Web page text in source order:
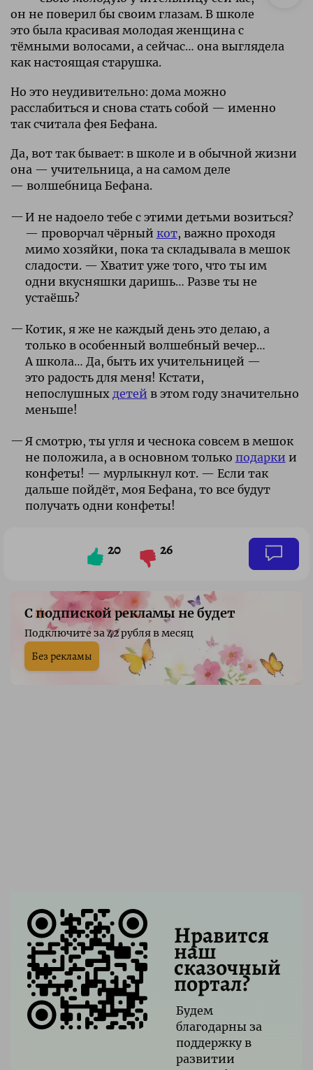
он не поверил бы своим глазам. В школе
это была красивая молодая женщина с
тёмными волосами, а сейчас… она выглядела
как настоящая старушка.
Но это неудивительно: дома можно
расслабиться и снова стать собой — именно
так считала фея Бефана.
Да, вот так бывает: в школе и в обычной жизни
она — учительница, а на самом деле
— волшебница Бефана.
И не надоело тебе с этими детьми возиться?
— проворчал чёрный кот, важно проходя
мимо хозяйки, пока та складывала в мешок
сладости. — Хватит уже того, что ты им
одни вкусняшки даришь… Разве ты не
устаёшь?
Котик, я же не каждый день это делаю, а
только в особенный волшебный вечер…
А школа… Да, быть их учительницей —
это радость для меня! Кстати,
непослушных детей в этом году значительно
меньше!
Я смотрю, ты угля и чеснока совсем в мешок
не положила, а в основном только подарки и
конфеты! — мурлыкнул кот. — Если так
дальше пойдёт, моя Бефана, то все будут
получать одни конфеты!
20 26
С подпиской рекламы не будет
Подключите за 42 рубля в месяц
Без рекламы
Нравится
наш
сказочный
портал?
Будем
благодарны за
поддержку в
развитии